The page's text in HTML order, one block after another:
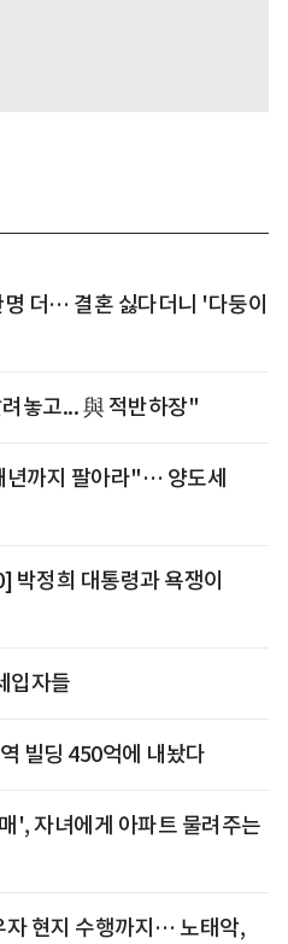
더… 결혼 싫다더니 '다둥이
놓고... 與 적반하장"
년까지 팔아라"… 양도세
박정희 대통령과 욕쟁이
입자들
빌딩 450억에 내놨다
', 자녀에게 아파트 물려주는
자 현지 수행까지… 노태악,